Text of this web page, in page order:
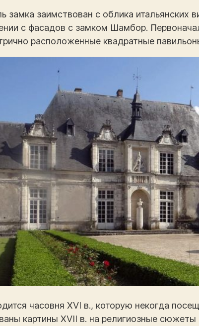
замка заимствован с облика
с фасадов с замком Шамбор.
расположенные квадратные
часовня XVI в., которую некогда
картины XVII в. на религиозные